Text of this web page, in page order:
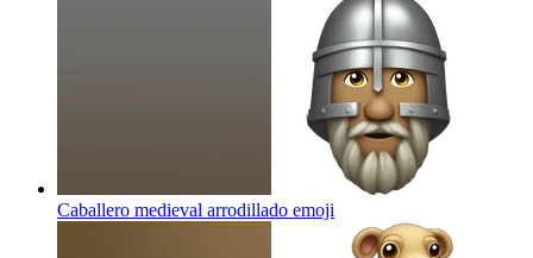
Caballero medieval arrodillado emoji